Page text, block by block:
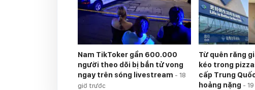
Nam TikToker gần 600.000
người theo dõi bị bắn tử vong
ngay trên sóng livestream - 18
giờ trước
Từ quên răng
kéo trong
cấp Trung
hoảng nặng -